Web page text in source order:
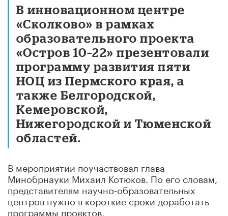
В инновационном центре
«Сколково» в рамках
образовательного проекта
«Остров 10–22» презентовали
программу развития пяти
НОЦ из Пермского края, а
также Белгородской,
Кемеровской,
Нижегородской и Тюменской
областей.
В мероприятии поучаствовал глава
Минобрнауки Михаил Котюков. По его словам,
представителям научно-образовательных
центров нужно в короткие сроки доработать
программы проектов.